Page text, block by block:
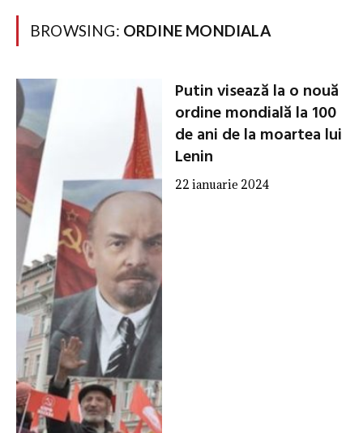
BROWSING: ORDINE MONDIALA
Putin visează la o nouă
ordine mondială la 100
de ani de la moartea lui
Lenin
22 ianuarie 2024